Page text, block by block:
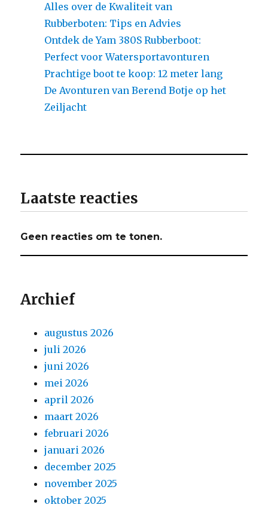
Alles over de Kwaliteit van
Rubberboten: Tips en Advies
Ontdek de Yam 380S Rubberboot:
Perfect voor Watersportavonturen
Prachtige boot te koop: 12 meter lang
De Avonturen van Berend Botje op het
Zeiljacht
Laatste reacties
Geen reacties om te tonen.
Archief
augustus 2026
juli 2026
juni 2026
mei 2026
april 2026
maart 2026
februari 2026
januari 2026
december 2025
november 2025
oktober 2025